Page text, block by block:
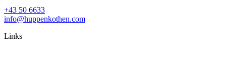
+43 50 6633
info@huppenkothen.com
Links